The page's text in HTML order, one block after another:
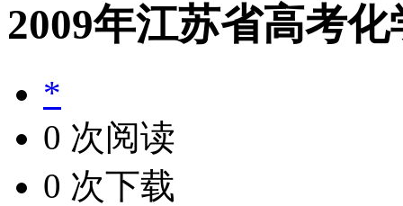
2009年江苏省高考
*
0 次阅读
0 次下载